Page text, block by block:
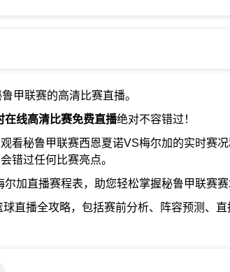
甲联赛的高清比赛直播。
在线高清比赛免费直播绝对不容错过！
看秘鲁甲联赛西恩夏诺VS梅尔加的实时赛
错过任何比赛亮点。
加直播赛程表，助您轻松掌握秘鲁甲联赛
直播全攻略，包括赛前分析、阵容预测、